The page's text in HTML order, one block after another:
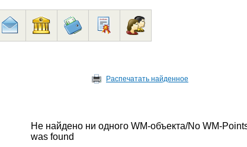
Донаты
Вознаграждения от зрителей Сервис совместных закупок
Распечатать найденное
Не найдено ни одного WM-объекта/No WM-
was found